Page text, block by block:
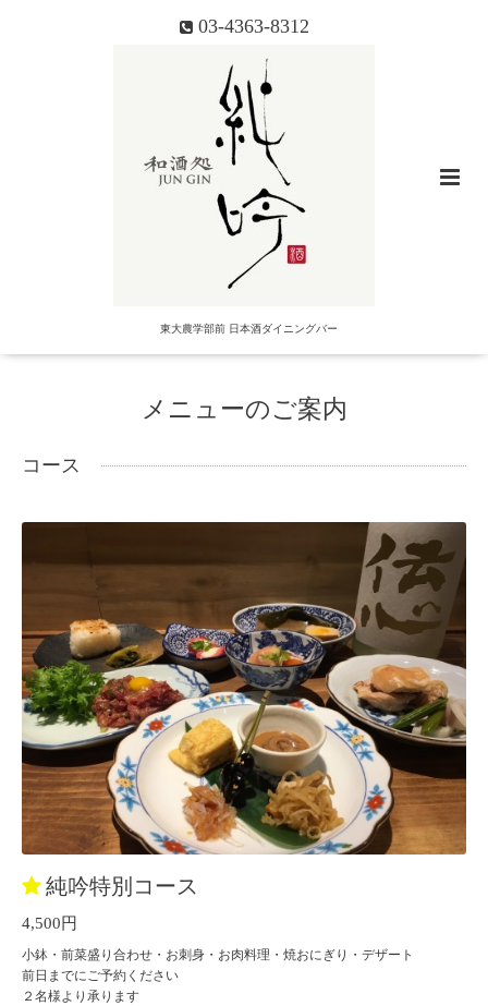
03-4363-8312
東大農学部前 日本酒ダイニングバー
メニューのご案内
コース
純吟特別コース
4,500円
小鉢・前菜盛り合わせ・お刺身・お肉料理・焼おにぎり・デザート
前日までにご予約ください
２名様より承ります